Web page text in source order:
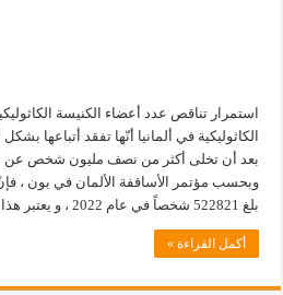
استمرار تناقص عدد أعضاء الكنيسة
الكاثوليكية في ألمانيا أنّها تفقد أتباعها
بعد أن تخلى أكثر من نصف مليون شخص عن
وبحسب مؤتمر الأساقفة الألمان في بون ،
بلغ 522821 شخصاً في عام 2022 ، و يعتبر هذا الرقم أكبر بكثير …
أكمل القراءة »